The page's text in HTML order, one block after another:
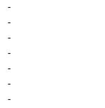
-
-
-
-
-
-
-